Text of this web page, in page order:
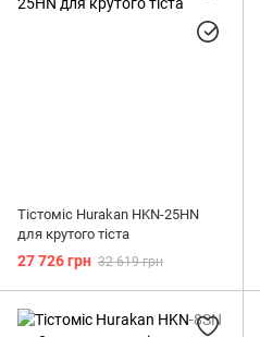
Тістоміс Hurakan HKN-25HN
для кpутого тіста
27 726 грн 32 619 грн